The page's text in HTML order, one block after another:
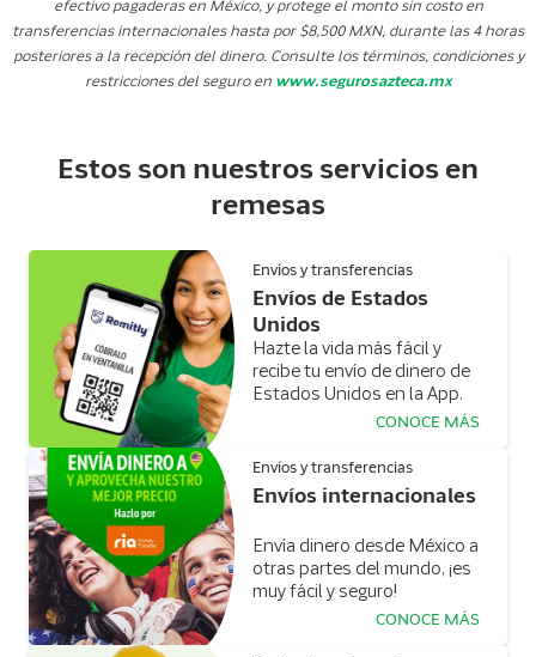
efectivo pagaderas en México, y protege el monto sin costo en
transferencias internacionales hasta por $8,500 MXN, durante las 4 horas
posteriores a la recepción del dinero. Consulte los términos, condiciones y
restricciones del seguro en www.segurosazteca.mx
Estos son nuestros servicios en
remesas
Envíos y transferencias
Envíos de Estados
Unidos
Hazte la vida más fácil y
recibe tu envío de dinero de
Estados Unidos en la App.
CONOCE MÁS
Envíos y transferencias
Envíos internacionales
Envía dinero desde México a
otras partes del mundo, ¡es
muy fácil y seguro!
CONOCE MÁS